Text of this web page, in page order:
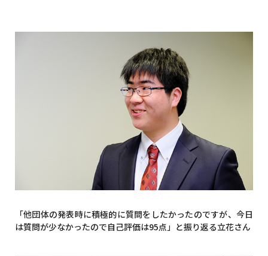
「他団体の発表時に積極的に質問をしたかったのですが、今日
は質問が少なかったので自己評価は95点」と振り返る立花さん